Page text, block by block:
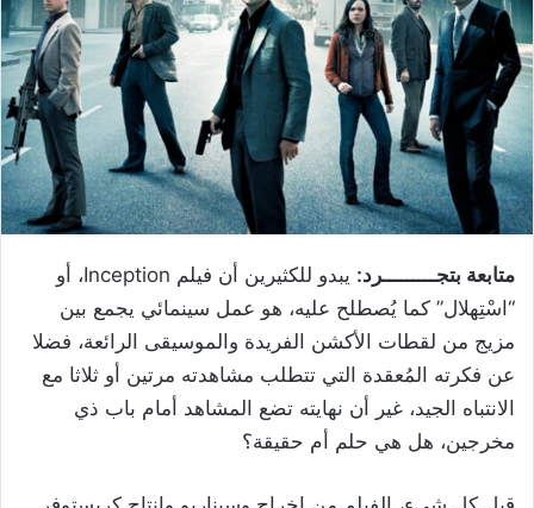
متابعة بتجـــــــــرد:
يبدو للكثيرين أن فيلم Inception، أو
“اسْتِهلال” كما يُصطلح عليه، هو عمل سينمائي يجمع بين
مزيج من لقطات الأكشن الفريدة والموسيقى الرائعة، فضلا
عن فكرته المُعقدة التي تتطلب مشاهدته مرتين أو ثلاثا مع
الانتباه الجيد، غير أن نهايته تضع المشاهد أمام باب ذي
مخرجين، هل هي حلم أم حقيقة؟